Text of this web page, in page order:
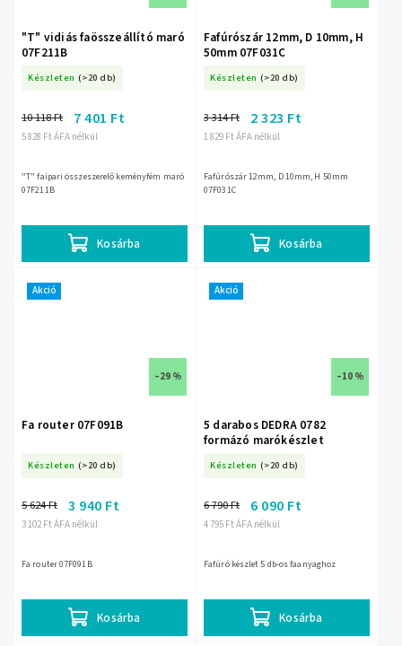
"T" vidiás faösszeállító maró
07F211B
Készleten (>20 db)
5 828 Ft ÁFA nélkül
10 118 Ft 7 401 Ft
Kosárba
"T" faipari összeszerelő keményfém maró
07F211B
Fafúrószár 12mm, D 10mm, H
50mm 07F031C
Készleten (>20 db)
1 829 Ft ÁFA nélkül
3 314 Ft 2 323 Ft
Kosárba
Fafúrószár 12mm, D 10mm, H 50mm
07F031C
Akció
–29 %
Fa router 07F091B
Készleten (>20 db)
3 102 Ft ÁFA nélkül
5 624 Ft 3 940 Ft
Kosárba
Fa router 07F091B
Akció
–10 %
5 darabos DEDRA 0782
formázó marókészlet
Készleten (>20 db)
4 795 Ft ÁFA nélkül
6 790 Ft 6 090 Ft
Kosárba
Fafúró készlet 5 db-os faanyaghoz